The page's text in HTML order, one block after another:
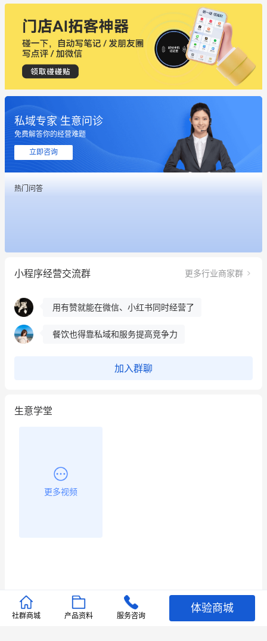
私域专家 生意问诊
免费解答你的经营难题
立即咨询
热门问答
小程序经营交流群 更多行业商家群
这个营销策划案例推荐大家看一下
用有赞就能在微信、小红书同时经营了
冰墩墩货源充足需要的联系我
这个营销策划案例推荐大家看一下
用有赞就能在微信、小红书同时经营了
餐饮也得靠私域和服务提高竞争力
加入群聊
生意学堂
更多视频
推荐文章
社群商城 产品资料 服务咨询
体验商城